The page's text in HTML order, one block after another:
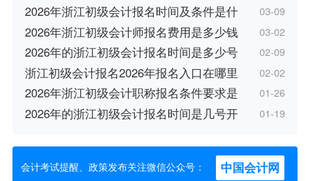
2026年浙江初级会计报名时间及条件是什 03-09
2026年浙江初级会计师报名费用是多少钱 03-02
2026年的浙江初级会计报名时间是多少号 02-09
浙江初级会计报名2026年报名入口在哪里 02-02
2026年浙江初级会计职称报名条件要求是 01-26
2026年的浙江初级会计报名时间是几号开 01-19
会计考试提醒、政策发布关注微信公众号： 中国会计网